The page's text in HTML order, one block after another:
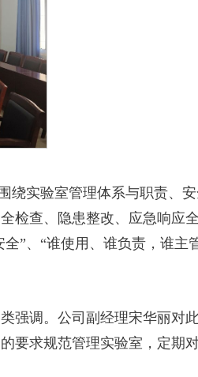
绕实验室管理体系与职责、
检查、隐患整改、应急响应
”、“谁使用、谁负责，谁主
强调。公司副经理宋华丽对
求规范管理实验室，定期对